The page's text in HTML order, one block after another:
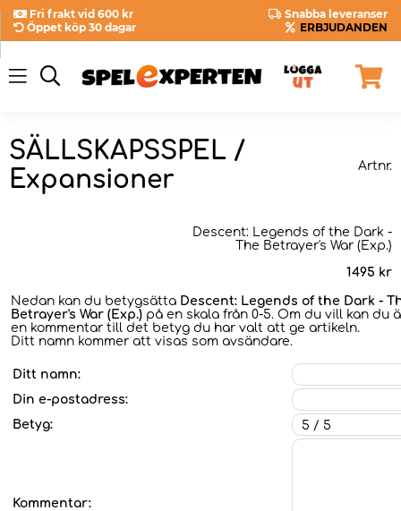
Fri frakt vid 600 kr
Snabba leveranser
Öppet köp 30 dagar
ERBJUDANDEN
SÄLLSKAPSSPEL /
Expansioner
Artnr.
Descent: Legends of the Dark -
The Betrayer's War (Exp.)
1495 kr
Nedan kan du betygsätta Descent: Legends of the Dark -
Betrayer's War (Exp.) på en skala från 0-5. Om du vill kan du
en kommentar till det betyg du har valt att ge artikeln.
Ditt namn kommer att visas som avsändare.
Ditt namn:
Din e-postadress:
Betyg:
Kommentar: